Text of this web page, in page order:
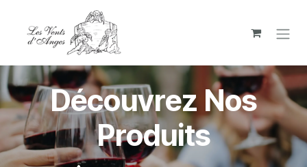
Découvrez Nos
Produits